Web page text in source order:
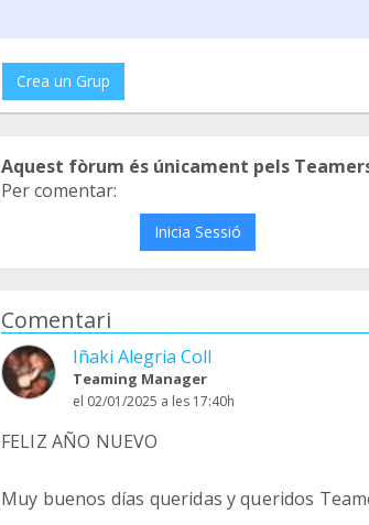
Crea un Grup
Aquest fòrum és únicament pels
Per comentar:
Inicia Sessió
Comentari
Iñaki Alegria Coll
Teaming Manager
el 02/01/2025 a les 17:40h
FELIZ AÑO NUEVO
Muy buenos días queridas y queridos